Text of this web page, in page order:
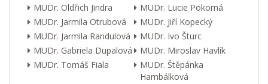
MUDr. Oldřich Jindra
MUDr. Lucie Pokorná
MUDr. Jarmila Otrubová
MUDr. Jiří Kopecký
MUDr. Jarmila Randulová
MUDr. Ivo Šturc
MUDr. Gabriela Dupalová
MUDr. Miroslav Havlík
MUDr. Tomáš Fiala
MUDr. Štěpánka
Hambálková